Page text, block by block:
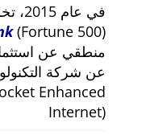
في عام 2015، تخلت بنك الاستثمار الهولندي
عن شركة
Enhanced
Internet)